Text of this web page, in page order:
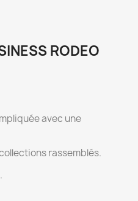
RODEO
avec une
rassemblés.